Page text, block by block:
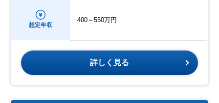
想定年収
400～550万円
詳しく見る